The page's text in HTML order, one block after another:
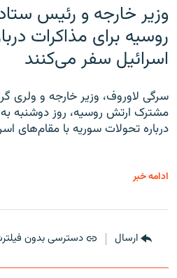
وزیر خارجه و رئیس‌
روسیه برای مذاکرات
اسرائیل سفر می‌کنند
سرگی لاوروف، وزیر خارجه و ولری
مشترک ارتش روسیه، روز دوشنبه به
درباره تحولات سوریه با مقام‌های
ادامه خبر
ارسال دسترسی بدون